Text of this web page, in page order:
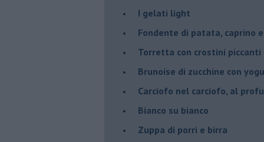
I gelati light
Fondente di patata, caprino
Torretta con crostini piccanti
Brunoise di zucchine con
Carciofo nel carciofo, al
Bianco su bianco
Zuppa di porri e birra